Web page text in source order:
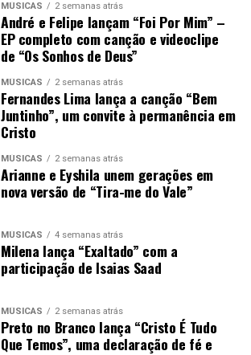
MÚSICAS 2 semanas atrás
André e Felipe lançam “Foi Por Mim” –
EP completo com canção e videoclipe
de “Os Sonhos de Deus”
MÚSICAS 2 semanas atrás
Fernandes Lima lança a canção “Bem
Juntinho”, um convite à permanência em
Cristo
MÚSICAS 2 semanas atrás
Arianne e Eyshila unem gerações em
nova versão de “Tira-me do Vale”
MÚSICAS 4 semanas atrás
Milena lança “Exaltado” com a
participação de Isaias Saad
MÚSICAS 2 semanas atrás
Preto no Branco lança “Cristo É Tudo
Que Temos”, uma declaração de fé e